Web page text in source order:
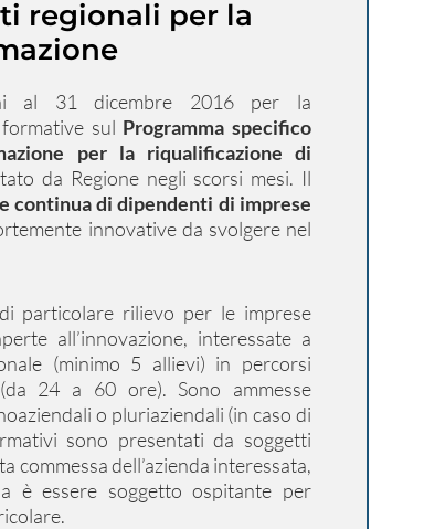
regionali per la
al 31 dicembre 2016 per la
sul Programma specifico
per la riqualificazione di
da Regione negli scorsi mesi. Il
continua di dipendenti di imprese
innovative da svolgere nel
particolare rilievo per le imprese
all’innovazione, interessate a
(minimo 5 allievi) in percorsi
24 a 60 ore). Sono ammesse
o pluriaziendali (in caso di
sono presentati da soggetti
commessa dell’azienda interessata,
è essere soggetto ospitante per